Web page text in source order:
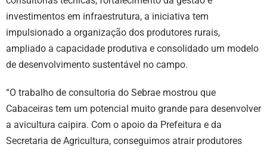
investimentos em infraestrutura, a iniciativa tem
impulsionado a organização dos produtores rurais,
ampliado a capacidade produtiva e consolidado um modelo
de desenvolvimento sustentável no campo.
“O trabalho de consultoria do Sebrae mostrou que
Cabaceiras tem um potencial muito grande para desenvolver
a avicultura caipira. Com o apoio da Prefeitura e da
Secretaria de Agricultura, conseguimos atrair produtores